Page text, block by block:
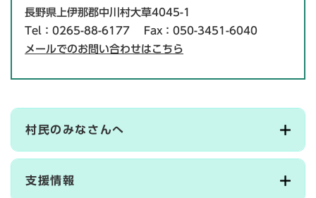
長野県上伊那郡中川村大草4045-1
Tel：0265-88-6177
Fax：050-3451-6040
メールでのお問い合わせはこちら
村民のみなさんへ
支援情報